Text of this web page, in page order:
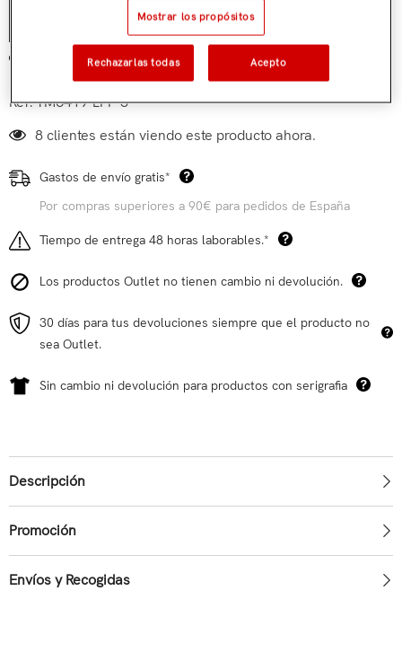
AÑADIR AL CARRITO
Añadir a mi lista de deseos
Ref:TM6419-LFP-S
8 clientes están viendo este producto ahora.
Gastos de envío gratis*
Por compras superiores a 90€ para pedidos de España
Tiempo de entrega 48 horas laborables.*
Los productos Outlet no tienen cambio ni devolución.
30 días para tus devoluciones siempre que el producto no
sea Outlet.
Sin cambio ni devolución para productos con serigrafia
Descripción
Promoción
Envíos y Recogidas
Mostrar los propósitos
Rechazarlas todas Acepto